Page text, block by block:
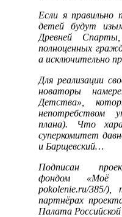
Если я правильно
детей будут
Древней
полноценных
а исключительно
Для реализации
новаторы
Детства»,
непотребством
плана). Что
суперкомитет
и Барщевский…
Подписан
фондом «Моё
pokolenie.ru/385/
партнёрах
Палата